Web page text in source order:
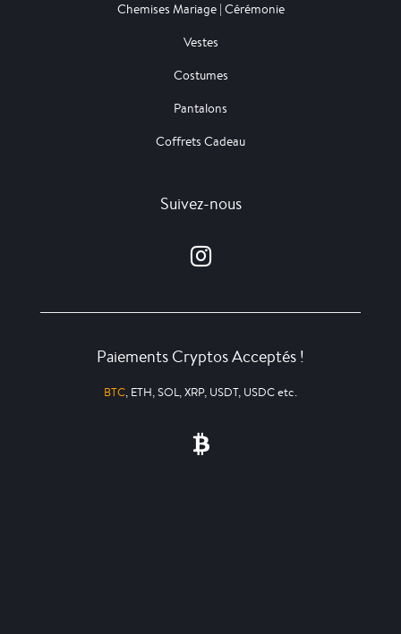
Chemises Mariage | Cérémonie
Vestes
Costumes
Pantalons
Coffrets Cadeau
Suivez-nous
Paiements Cryptos Acceptés !
BTC, ETH, SOL, XRP, USDT, USDC etc.